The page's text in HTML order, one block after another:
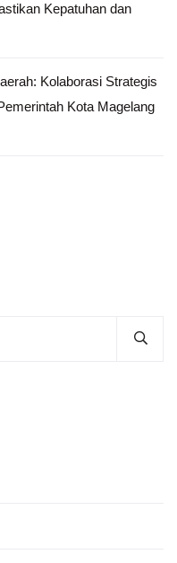
Kepatuhan dan
Kolaborasi Strategis
Kota Magelang